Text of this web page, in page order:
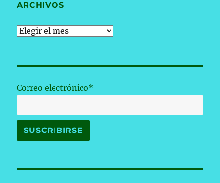
ARCHIVOS
Archivos
Correo electrónico*